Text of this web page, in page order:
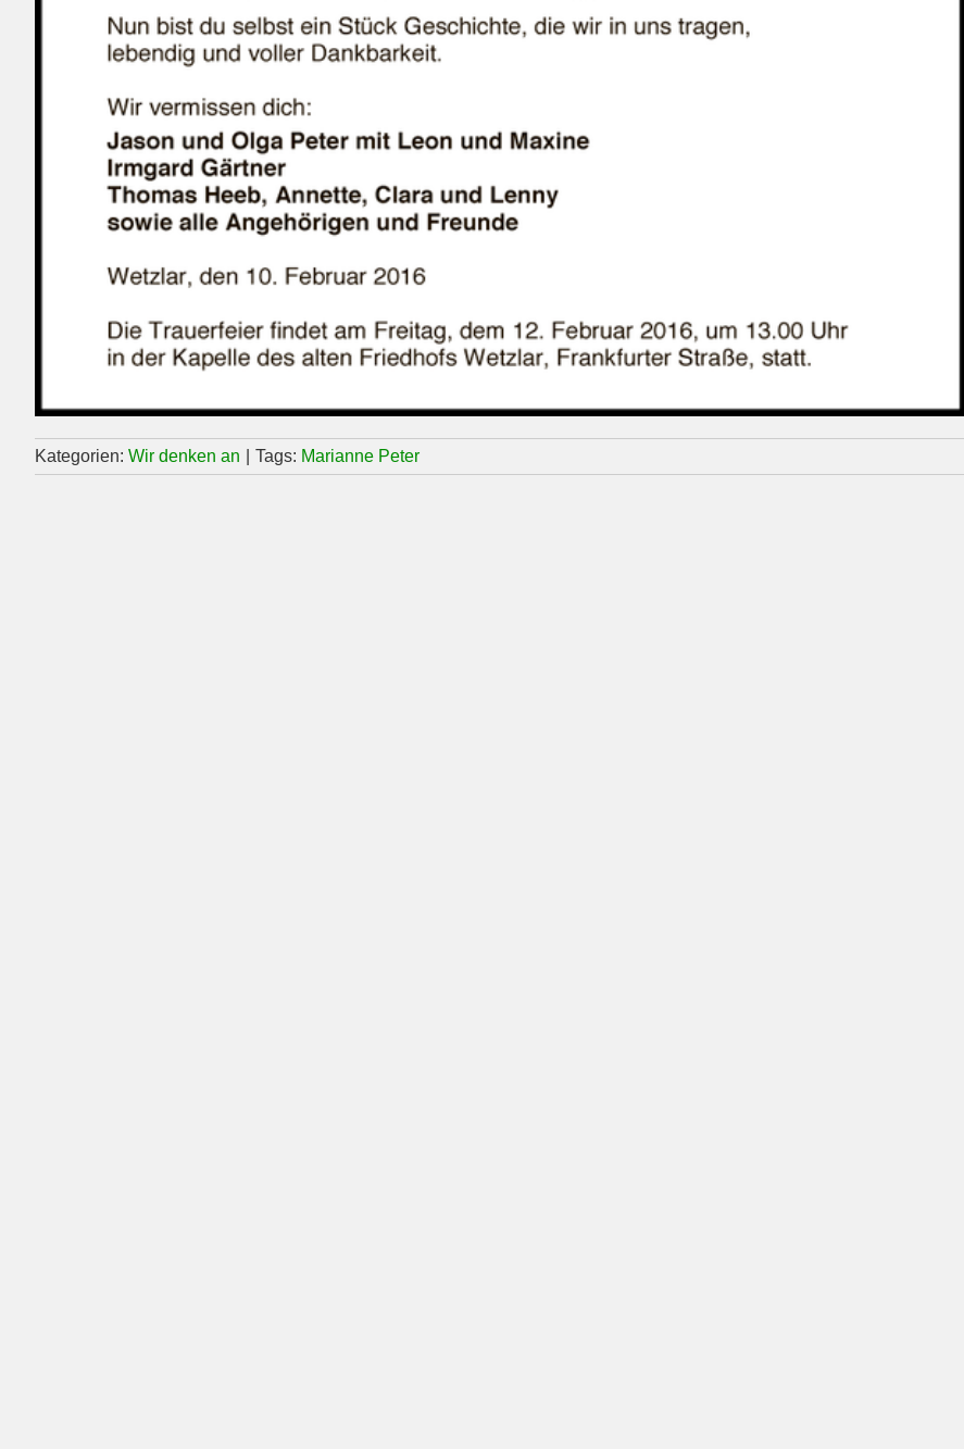
Kategorien: Wir denken an Tags: Marianne Peter